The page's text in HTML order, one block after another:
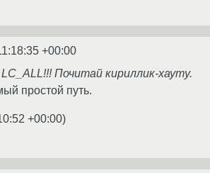
+00:00
Почитай кириллик-хауту.
простой путь.
+00:00)